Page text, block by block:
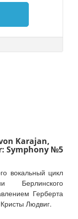
Karajan,
Symphony №5
вокальный цикл
Берлинского
Герберта
Людвиг.